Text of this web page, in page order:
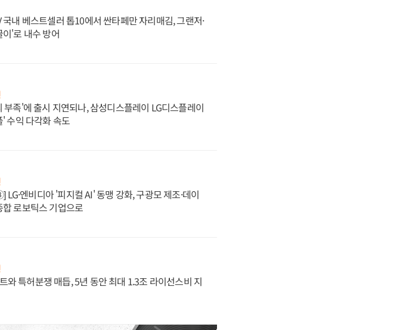
내 베스트셀러 톱10에서 싼타페만 자리매김, 그랜저·
'로 내수 방어
부족'에 출시 지연되나, 삼성디스플레이 LG디스플레이
수익 다각화 속도
엔비디아 '피지컬 AI' 동맹 강화, 구광모 제조·데이
합 로보틱스 기업으로
와 특허분쟁 매듭, 5년 동안 최대 1.3조 라이선스비 지